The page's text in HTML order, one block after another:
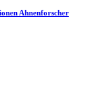
Ahnenforscher